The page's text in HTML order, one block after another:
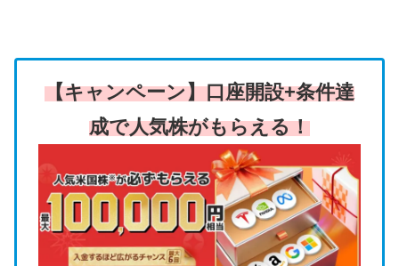
【キャンペーン】口座開設+条件達
成で人気株がもらえる！